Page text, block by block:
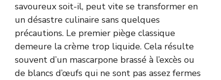
savoureux soit-il, peut vite se transformer en
un désastre culinaire sans quelques
précautions. Le premier piège classique
demeure la crème trop liquide. Cela résulte
souvent d’un mascarpone brassé à l’excès ou
de blancs d’œufs qui ne sont pas assez fermes